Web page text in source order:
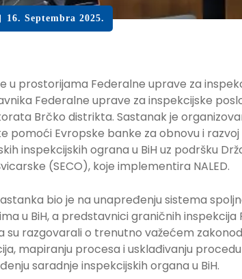
16. Septembra 2025.
u prostorijama Federalne uprave za
Federalne uprave za inspekcijske
Brčko distrikta. Sastanak je
pomoći Evropske banke za obnovu i
inspekcijskih ograna u BiH uz podršku
(SECO), koje implementira NALED.
bio je na unapređenju sistema
u BiH, a predstavnici graničnih inspekcija
su razgovarali o trenutno važećem
mapiranju procesa i usklađivanju
saradnje inspekcijskih organa u BiH.